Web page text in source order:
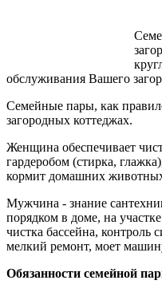
обслуживания Вашего
Семейные пары, как
загородных коттеджах.
Женщина обеспечивает
гардеробом (стирка,
кормит домашних
Мужчина - знание
порядком в доме, на
чистка бассейна, контроль
мелкий ремонт, моет
Обязанности семейной